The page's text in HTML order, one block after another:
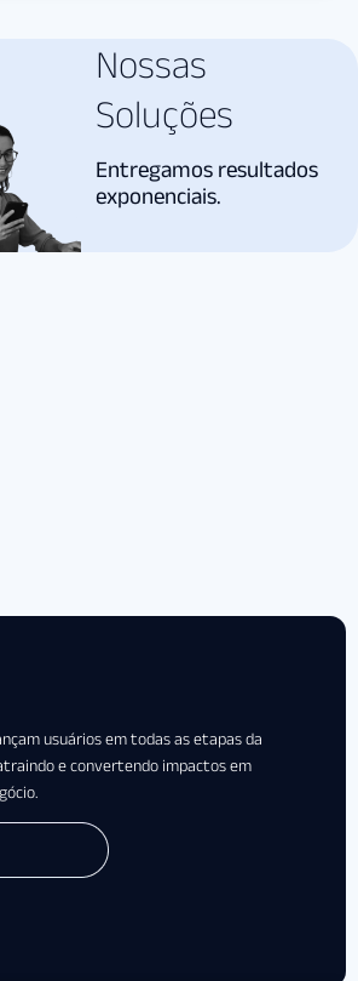
Nossas
Soluções
Entregamos resultados
exponenciais.
usuários em todas as etapas da
e convertendo impactos em